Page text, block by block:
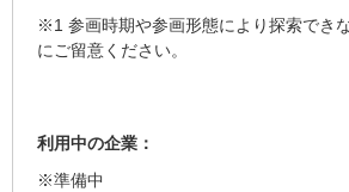
※1 参画時期や参画形態により探索でき
にご留意ください。
利用中の企業：
※準備中